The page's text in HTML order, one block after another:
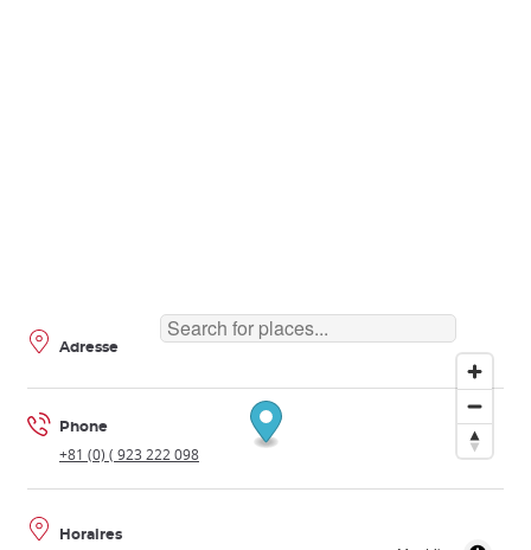
Adresse
Phone
+81 (0) ( 923 222 098
Horaires